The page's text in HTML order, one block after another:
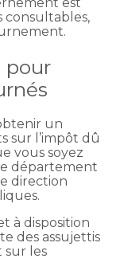
consultables,
pour
un
sur l’impôt dû
vous soyez
département
direction
à disposition
des assujettis
sur les